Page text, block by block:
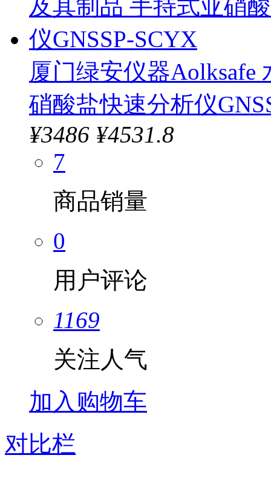
厦门绿安仪器Aolksafe
硝酸盐快速分析仪
¥3486 ¥4531.8
7
商品销量
0
用户评论
1169
关注人气
加入购物车
对比栏